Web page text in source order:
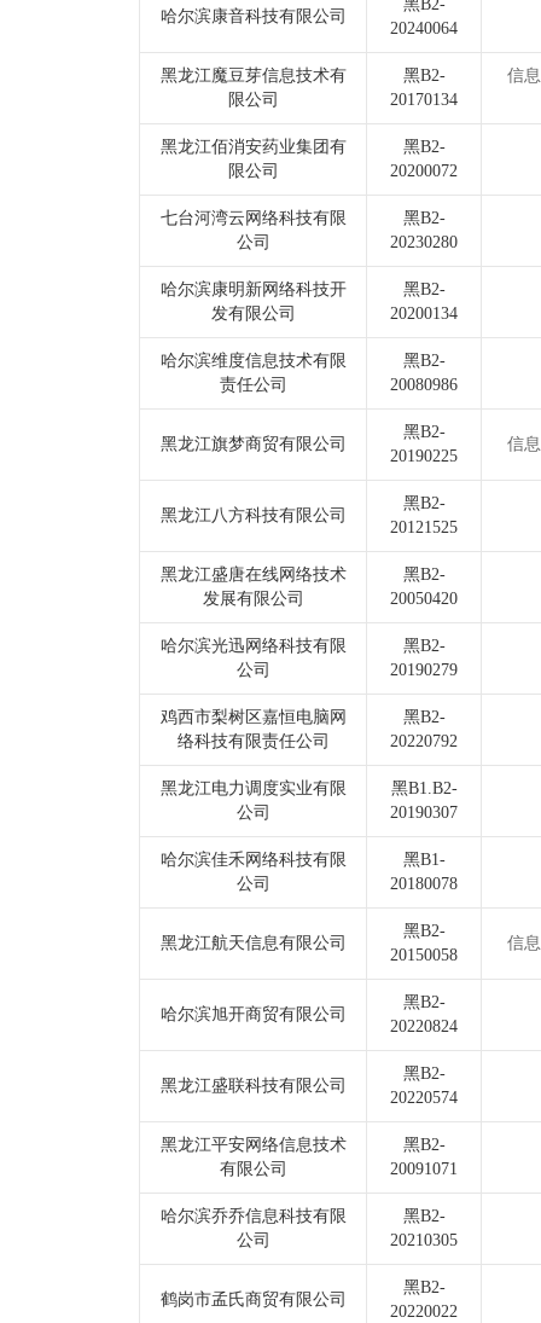
哈尔滨康音科技有限公司
黑B2-
20240064
黑龙江魔豆芽信息技术有
限公司
黑B2-
20170134
信
黑龙江佰消安药业集团有
限公司
黑B2-
20200072
七台河湾云网络科技有限
公司
黑B2-
20230280
哈尔滨康明新网络科技开
发有限公司
黑B2-
20200134
哈尔滨维度信息技术有限
责任公司
黑B2-
20080986
黑龙江旗梦商贸有限公司
黑B2-
20190225
信
黑龙江八方科技有限公司
黑B2-
20121525
黑龙江盛唐在线网络技术
发展有限公司
黑B2-
20050420
哈尔滨光迅网络科技有限
公司
黑B2-
20190279
鸡西市梨树区嘉恒电脑网
络科技有限责任公司
黑B2-
20220792
黑龙江电力调度实业有限
公司
黑B1.B2-
20190307
哈尔滨佳禾网络科技有限
公司
黑B1-
20180078
黑龙江航天信息有限公司
黑B2-
20150058
信
哈尔滨旭开商贸有限公司
黑B2-
20220824
黑龙江盛联科技有限公司
黑B2-
20220574
黑龙江平安网络信息技术
有限公司
黑B2-
20091071
哈尔滨乔乔信息科技有限
公司
黑B2-
20210305
鹤岗市孟氏商贸有限公司
黑B2-
20220022